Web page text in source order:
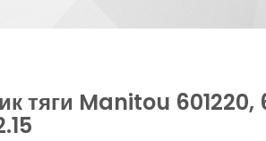
тяги Manitou 601220,